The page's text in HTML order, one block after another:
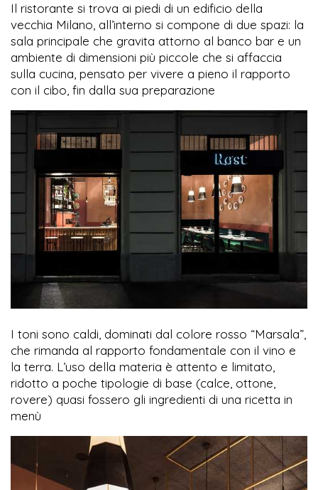
Il ristorante si trova ai piedi di un edificio della
vecchia Milano, all’interno si compone di due spazi: la
sala principale che gravita attorno al banco bar e un
ambiente di dimensioni più piccole che si affaccia
sulla cucina, pensato per vivere a pieno il rapporto
con il cibo, fin dalla sua preparazione
I toni sono caldi, dominati dal colore rosso “Marsala”,
che rimanda al rapporto fondamentale con il vino e
la terra. L’uso della materia è attento e limitato,
ridotto a poche tipologie di base (calce, ottone,
rovere) quasi fossero gli ingredienti di una ricetta in
menù